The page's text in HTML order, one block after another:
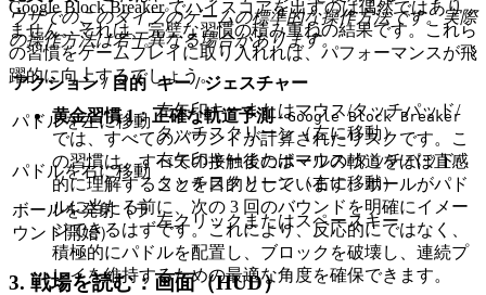
ウザでのこのタイプのゲームの標準的な操作方法です。実際
の操作方法は若干異なる場合があります。
アクション / 目的 キー / ジェスチャー
パドルを左に移動
左矢印キーまたはマウス/タッチパッド/
タッチスクリーン（左に移動）
パドルを右に移動
右矢印キーまたはマウス/タッチパッド/
タッチスクリーン（右に移動）
ボールを発射（ラ
ウンド開始）
左クリックまたはスペースキー
3. 戦場を読む：画面（HUD）
Google Block Breaker でハイスコアを出すのは偶然ではあり
ません。それは、完璧な習慣の積み重ねの結果です。これら
の習慣をゲームプレイに取り入れれば、パフォーマンスが飛
躍的に向上するでしょう。
黄金習慣 1：正確な軌道予測-Google Block Breaker
では、すべてのバウンドが計算されたリスクです。こ
の習慣は、すべての接触後のボールの軌道をほぼ直感
的に理解することを目的としています。ボールがパド
ルに当たる前に、次の 3 回のバウンドを明確にイメー
ジできるはずです。これにより、反応的にではなく、
積極的にパドルを配置し、ブロックを破壊し、連続プ
レイを維持するための最適な角度を確保できます。